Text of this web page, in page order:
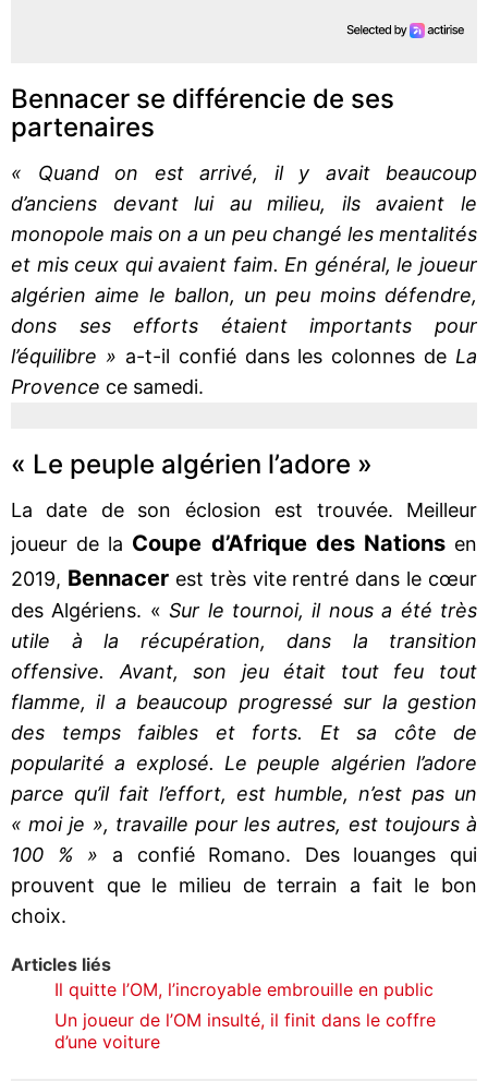
Bennacer se différencie de ses
partenaires
« Quand on est arrivé, il y avait beaucoup
d’anciens devant lui au milieu, ils avaient le
monopole mais on a un peu changé les mentalités
et mis ceux qui avaient faim. En général, le joueur
algérien aime le ballon, un peu moins défendre,
dons ses efforts étaient importants pour
l’équilibre » a-t-il confié dans les colonnes de La
Provence ce samedi.
« Le peuple algérien l’adore »
La date de son éclosion est trouvée. Meilleur
joueur de la Coupe d’Afrique des Nationsen
2019, Bennacer est très vite rentré dans le cœur
des Algériens. « Sur le tournoi, il nous a été très
utile à la récupération, dans la transition
offensive. Avant, son jeu était tout feu tout
flamme, il a beaucoup progressé sur la gestion
des temps faibles et forts. Et sa côte de
popularité a explosé. Le peuple algérien l’adore
parce qu’il fait l’effort, est humble, n’est pas un
« moi je », travaille pour les autres, est toujours à
100 % » a confié Romano. Des louanges qui
prouvent que le milieu de terrain a fait le bon
choix.
Articles liés
Il quitte l’OM, l’incroyable embrouille en public
Un joueur de l’OM insulté, il finit dans le coffre
d’une voiture